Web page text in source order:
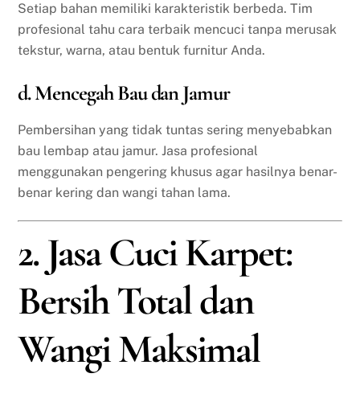
Setiap bahan memiliki karakteristik berbeda. Tim
profesional tahu cara terbaik mencuci tanpa merusak
tekstur, warna, atau bentuk furnitur Anda.
d. Mencegah Bau dan Jamur
Pembersihan yang tidak tuntas sering menyebabkan
bau lembap atau jamur. Jasa profesional
menggunakan pengering khusus agar hasilnya benar-
benar kering dan wangi tahan lama.
2. Jasa Cuci Karpet:
Bersih Total dan
Wangi Maksimal